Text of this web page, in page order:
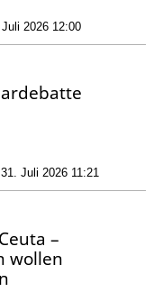
2026 12:00
Juli 2026 11:21
–
wollen